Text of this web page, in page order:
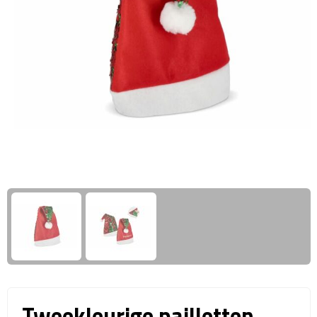
Documententassen
Laptophoezen & -tassen
Reistassen & Trolleys
Reistassen
Trolleys
Wellness Giftsets